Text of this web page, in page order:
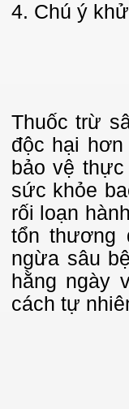
4. Chú ý
Thuốc trừ
độc hại
bảo vệ
sức khỏe
rối loạn
tổn thương
ngừa sâu
hằng ngày
cách tự